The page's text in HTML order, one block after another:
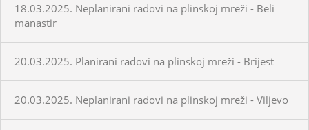
18.03.2025. Neplanirani radovi na plinskoj mreži - Beli
manastir
20.03.2025. Planirani radovi na plinskoj mreži - Brijest
20.03.2025. Neplanirani radovi na plinskoj mreži - Viljevo